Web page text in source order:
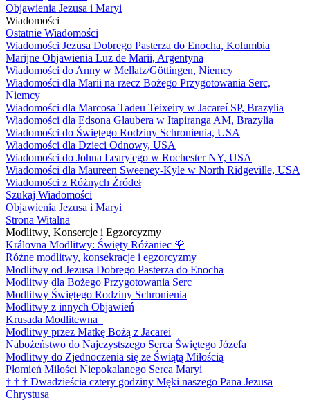
Objawienia Jezusa i Maryi
Wiadomości
Ostatnie Wiadomości
Wiadomości Jezusa Dobrego Pasterza do Enocha, Kolumbia
Marijne Objawienia Luz de Marii, Argentyna
Wiadomości do Anny w Mellatz/Göttingen, Niemcy
Wiadomości dla Marii na rzecz Bożego Przygotowania Serc,
Niemcy
Wiadomości dla Marcosa Tadeu Teixeiry w Jacareí SP, Brazylia
Wiadomości dla Edsona Glaubera w Itapiranga AM, Brazylia
Wiadomości do Świętego Rodziny Schronienia, USA
Wiadomości dla Dzieci Odnowy, USA
Wiadomości do Johna Leary'ego w Rochester NY, USA
Wiadomości dla Maureen Sweeney-Kyle w North Ridgeville, USA
Wiadomości z Różnych Źródeł
Szukaj Wiadomości
Objawienia Jezusa i Maryi
Strona Witalna
Modlitwy, Konsercje i Egzorcyzmy
Královna Modlitwy: Święty Różaniec 🌹
Różne modlitwy, konsekracje i egzorcyzmy
Modlitwy od Jezusa Dobrego Pasterza do Enocha
Modlitwy dla Bożego Przygotowania Serc
Modlitwy Świętego Rodziny Schronienia
Modlitwy z innych Objawień
Krusada Modlitewna
Modlitwy przez Matkę Bożą z Jacarei
Nabożeństwo do Najczystszego Serca Świętego Józefa
Modlitwy do Zjednoczenia się ze Świątą Miłością
Płomień Miłości Niepokalanego Serca Maryi
† † † Dwadzieścia cztery godziny Męki naszego Pana Jezusa
Chrystusa